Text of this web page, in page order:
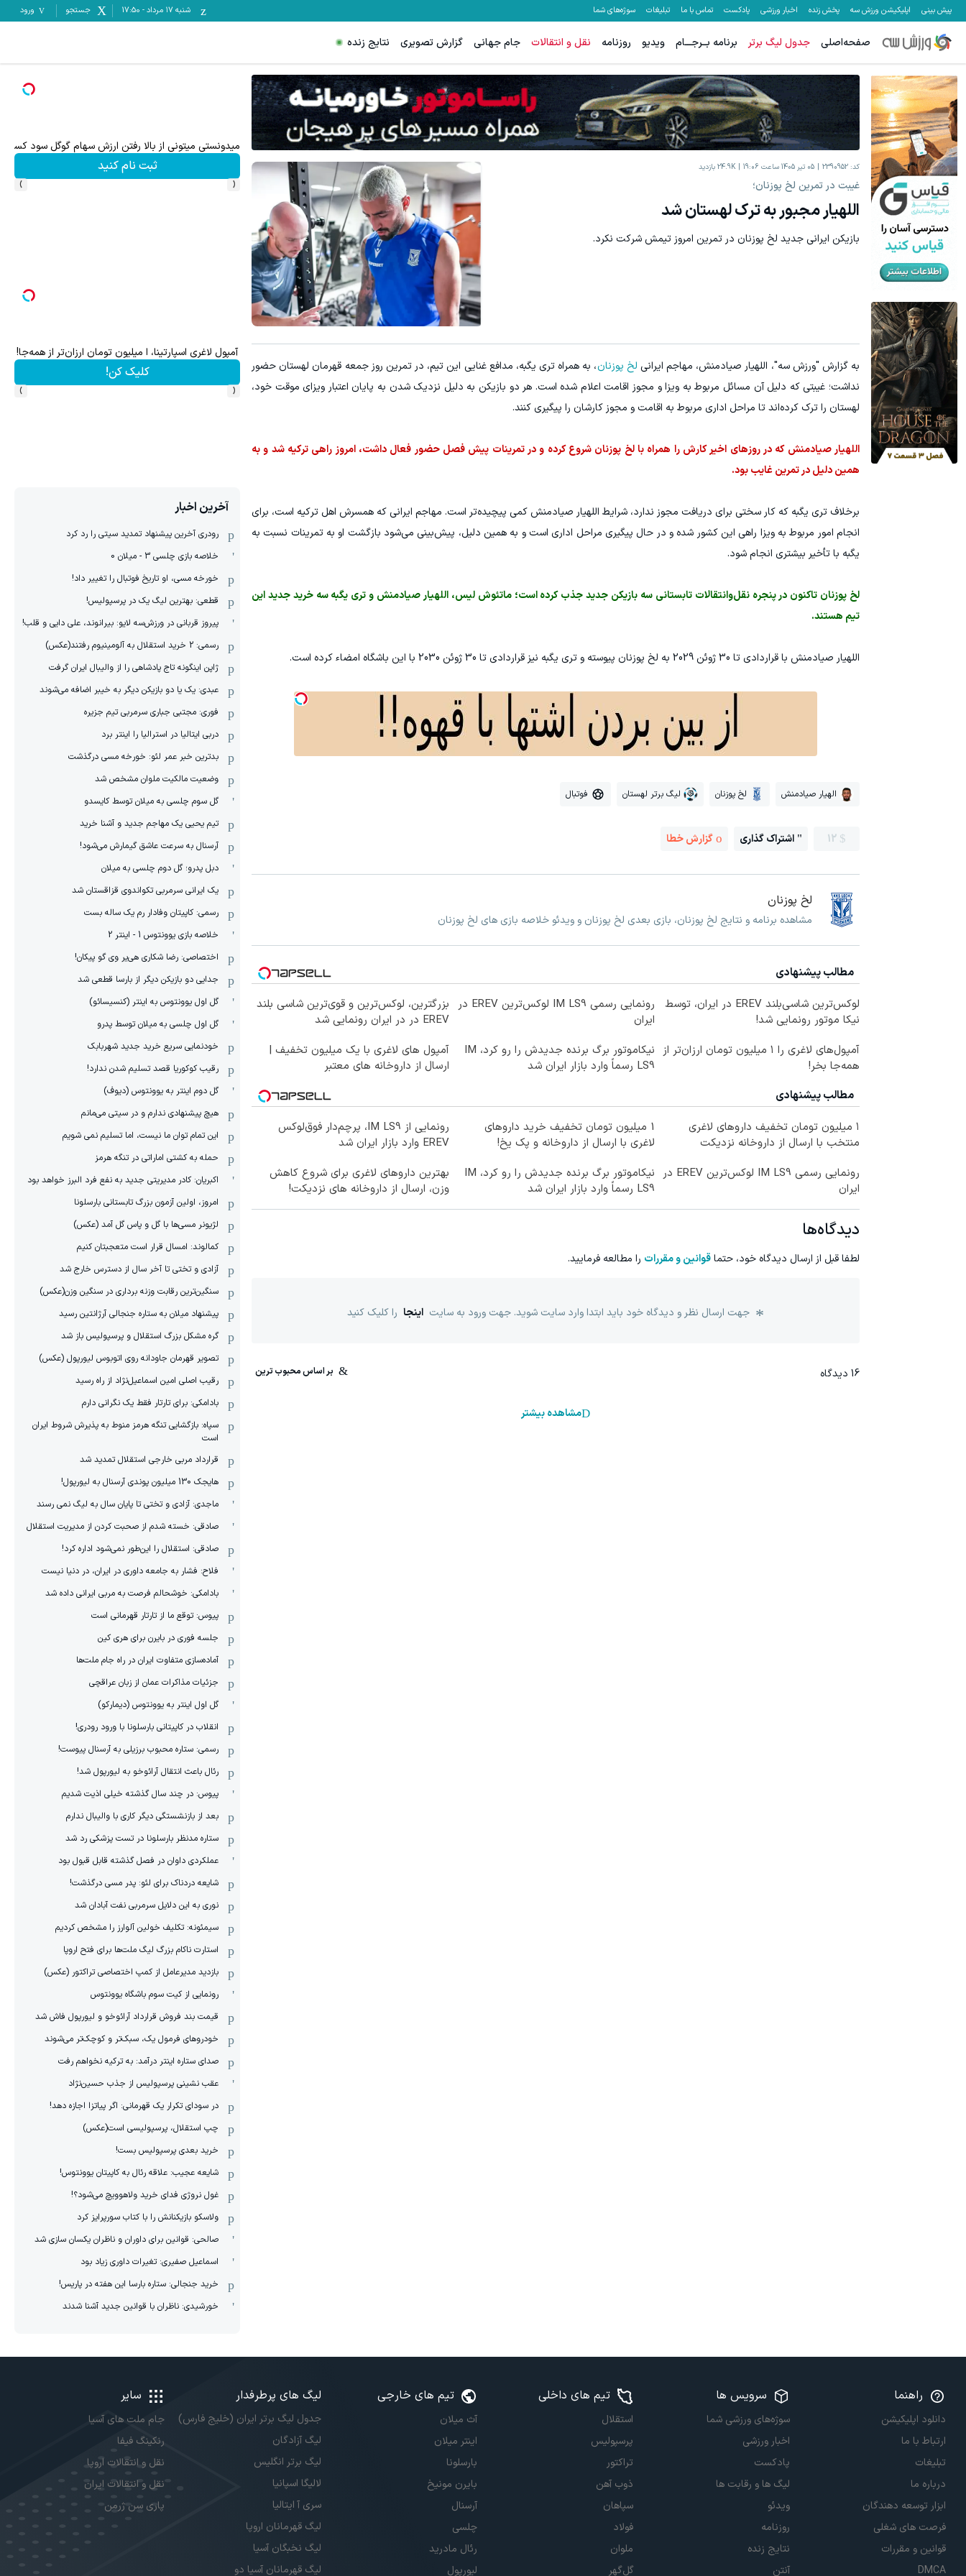
پیش بینی اپلیکیشن ورزش سه پخش زنده اخبار ورزشی پادکست تماس با ما تبلیغات سوژه‌های شما شنبه ۱۷ مرداد -
17:50 جستجو ورود
صفحه‌اصلی جدول لیگ برتر برنامه بــرجـــام ویدیو روزنامه نقل و انتقالات جام جهانی گزارش تصویری نتایج زنده
کد: 2390952 05 تیر 1405 ساعت 19:06 24.9K بازدید
غیبت در تمرین لخ پوزنان؛
اللهیار مجبور به ترک لهستان شد
بازیکن ایرانی جدید لخ پوزنان در تمرین امروز تیمش شرکت نکرد.
به گزارش "ورزش سه"، اللهیار صیادمنش، مهاجم ایرانی لخ پوزنان، به همراه تری یگبه، مدافع غنایی این تیم، در تمرین روز جمعه قهرمان لهستان حضور
نداشت؛ غیبتی که دلیل آن مسائل مربوط به ویزا و مجوز اقامت اعلام شده است. هر دو بازیکن به دلیل نزدیک شدن به پایان اعتبار ویزای موقت خود،
لهستان را ترک کرده‌اند تا مراحل اداری مربوط به اقامت و مجوز کارشان را پیگیری کنند.
اللهیار صیادمنش که در روزهای اخیر کارش را همراه با لخ پوزنان شروع کرده و در تمرینات پیش فصل حضور فعال داشت، امروز راهی ترکیه شد و به
همین دلیل در تمرین غایب بود.
برخلاف تری یگبه که کار سختی برای دریافت مجوز ندارد، شرایط اللهیار صیادمنش کمی پیچیده‌تر است. مهاجم ایرانی که همسرش اهل ترکیه است، برای
انجام امور مربوط به ویزا راهی این کشور شده و در حال پیگیری مراحل اداری است و به همین دلیل، پیش‌بینی می‌شود بازگشت او به تمرینات نسبت به
یگبه با تأخیر بیشتری انجام شود.
لخ پوزنان تاکنون در پنجره نقل‌وانتقالات تابستانی سه بازیکن جدید جذب کرده است؛ ماتئوش لیس، اللهیار صیادمنش و تری یگبه سه خرید جدید این
تیم هستند.
اللهیار صیادمنش با قراردادی تا 30 ژوئن 2029 به لخ پوزنان پیوسته و تری یگبه نیز قراردادی تا 30 ژوئن 2030 با این باشگاه امضاء کرده است.
الهیار صیادمنش لخ پوزنان لیگ برتر لهستان فوتبال
12 اشتراک گذاری گزارش خطا
لخ پوزنان
مشاهده برنامه و نتایج لخ پوزنان، بازی بعدی لخ پوزنان و ویدئو خلاصه بازی های لخ پوزنان
مطالب پیشنهادی
لوکس‌ترین شاسی‌بلند EREV در ایران، توسط
نیکا موتور رونمایی شد!
رونمایی رسمی IM LS9 لوکس‌ترین EREV در
ایران
بزرگترین، لوکس‌ترین و قوی‌ترین شاسی بلند
EREV در در ایران رونمایی شد
آمپول‌های لاغری را ۱ میلیون تومان ارزان‌تر از
همه‌جا بخر!
نیکاموتور برگ برنده جدیدش را رو کرد، IM
LS9 رسماً وارد بازار ایران شد
آمپول های لاغری با یک میلیون تخفیف |
ارسال از داروخانه های معتبر
مطالب پیشنهادی
۱ میلیون تومان تخفیف داروهای لاغری
منتخب با ارسال از داروخانه نزدیکت
1 میلیون تومان تخفیف خرید داروهای
لاغری با ارسال از داروخانه و پک یخ!
رونمایی از IM LS9، پرچم‌دار فوق‌لوکس
EREV وارد بازار ایران شد
رونمایی رسمی IM LS9 لوکس‌ترین EREV در
ایران
نیکاموتور برگ برنده جدیدش را رو کرد، IM
LS9 رسماً وارد بازار ایران شد
بهترین داروهای لاغری برای شروع کاهش
وزن، ارسال از داروخانه های نزدیکت!
دیدگاه‌ها
لطفا قبل از ارسال دیدگاه خود، حتماقوانین و مقررات را مطالعه فرمایید.
جهت ارسال نظر و دیدگاه خود باید ابتدا وارد سایت شوید. جهت ورود به سایت اینجا را کلیک کنید
16 دیدگاه
مشاهده بیشتر
میدونستی میتونی از بالا رفتن ارزش سهام گوگل سود کسب کنی؟
ثبت نام کنید
۵۰ درصد کش بک در حساب معاملاتی ecn بروکر اینوسلو ترید EURUSD با اسپرد از صفر پیپ
ثبت نام کنید
تا ۳۰۰ دلار پاداش برای ثبت نام جدید در بروکر اینوسلو
ثبت نام کنید
‹
›
آمپول لاغری اسپارتینا، ا میلیون تومان ارزان‌تر از همه‌جا!
کلیک کن! ثبت نام کنید ثبت نام کنید
۱ میلیارد اعتبار خرید طلا | بدون ضامن و چک
کلیک کن!
‹
›
آخرین اخبار
رودری آخرین پیشنهاد تمدید سیتی را رد کرد
خلاصه بازی چلسی 3 - میلان 0
خورخه مسی، او تاریخ فوتبال را تغییر داد!
قطعی: بهترین لیگ یک در پرسپولیس!
پیروز قربانی در ورزش‌سه لایو: بیرانوند، علی دایی و قلب!
رسمی: 2 خرید استقلال به آلومینیوم رفتند(عکس)
ژاپن اینگونه تاج پادشاهی را از والیبال ایران گرفت
عبدی: یک یا دو بازیکن دیگر به خیبر اضافه می‌شوند
فوری: مجتبی جباری سرمربی تیم جزیره
دربی ایتالیا در استرالیا را اینتر برد
بدترین خبر عمر لئو: خورخه مسی درگذشت
وضعیت مالکیت ملوان مشخص شد
گل سوم چلسی به میلان توسط کایسدو
تیم یحیی یک مهاجم جدید و آشنا خرید
آرسنال به سرعت عاشق گیمارش می‌شود!
دبل پدرو؛ گل دوم چلسی به میلان
یک ایرانی سرمربی تکواندوی قزاقستان شد
رسمی: کاپیتان وفادار رم یک ساله بست
خلاصه بازی یوونتوس 1 - اینتر 2
اختصاصی: رضا شکاری هی‌یر وی‌ گو پیکان!
جدایی دو بازیکن دیگر از بارسا قطعی شد
گل اول یوونتوس به اینتر (کنسیسائو)
گل اول چلسی به میلان توسط پدرو
خودنمایی سریع خرید جدید شهربابک
رقیب کوکوریا قصد تسلیم شدن ندارد!
گل دوم اینتر به یوونتوس (دیوف)
هیچ پیشنهادی ندارم و در سیتی می‌مانم
این تمام توان ما نیست، اما تسلیم نمی شویم
حمله به کشتی اماراتی در تنگه هرمز
اکبریان: کادر مدیریتی جدید به نفع فرد البرز خواهد بود
امروز، اولین آزمون بزرگ تابستانی بارسلونا
لژیونر مسی‌ها با گل و پاس گل آمد (عکس)
کمالوند: امسال قرار است متعجبتان کنیم
آزادی و تختی تا آخر سال از دسترس خارج شد
سنگین‌ترین رقابت وزنه برداری در سنگین وزن(عکس)
پیشنهاد میلان به ستاره جنجالی آرژانتین رسید
گره مشکل بزرگ استقلال و پرسپولیس باز شد
تصویر قهرمان جاودانه روی اتوبوس لیورپول (عکس)
رقیب اصلی امین اسماعیل‌نژاد از راه رسید
بادامکی: برای تارتار فقط یک نگرانی دارم
سپاه: بازگشایی تنگه هرمز منوط به پذیرش شروط ایران
است
قرارداد مربی خارجی استقلال تمدید شد
هایجک 130 میلیون پوندی آرسنال به لیورپول!
ماجدی: آزادی و تختی تا پایان سال به لیگ نمی رسند
صادقی: خسته شدم از صحبت کردن از مدیریت استقلال
صادقی: استقلال را این‌طور نمی‌شود اداره کرد!
فلاح: فشار به جامعه داوری در ایران، در دنیا نیست
بادامکی: خوشحالم فرصت به مربی ایرانی داده شد
پیوس: توقع ما از تارتار قهرمانی است
جلسه فوری در بایرن برای هری کین
آماده‌سازی متفاوت ایران در راه جام ملت‌ها
جزئیات مذاکرات عمان از زبان عراقچی
گل اول اینتر به یوونتوس (دیمارکو)
انقلاب در کاپیتانی بارسلونا با ورود رودری!
رسمی: ستاره محبوب برزیلی به آرسنال پیوست!
رئال باعث انتقال آرائوخو به لیورپول شد!
پیوس: در چند سال گذشته خیلی اذیت شدیم
بعد از بازنشستگی دیگر کاری با والیبال ندارم
ستاره مدنظر بارسلونا در تست پزشکی رد شد
عملکردی داوان در فصل گذشته قابل قبول بود
شایعه دردناک برای لئو: پدر مسی درگذشت!
نوری به این دلایل سرمربی نفت آبادان شد
سیمئونه: تکلیف خولین آلوارز را مشخص کردیم
استارت ناکام بزرگ لیگ ملت‌ها برای فتح اروپا
بازدید مدیرعامل از کمپ اختصاصی تراکتور (عکس)
رونمایی از کیت سوم باشگاه یوونتوس
قیمت بند فروش قرارداد آرائوخو و لیورپول فاش شد
خودروهای فرمول یک، سبک‌تر و کوچک‌تر می‌شوند
صدای ستاره اینتر درآمد: به ترکیه نخواهم رفت
عقب نشینی پرسپولیس از جذب حسین‌نژاد
در سودای تکرار یک قهرمانی: اگر پیاتزا اجازه دهد!
چپ استقلال، پرسپولیسی است(عکس)
خرید بعدی پرسپولیس بست!
شایعه عجیب: علاقه رئال به کاپیتان یوونتوس!
غول نروژی فدای خرید ولاهوویچ می‌شود؟!
ولاسکو بازیکنانش را با کتاب سورپرایز کرد
صالحی: قوانین برای داوران و ناظران یکسان سازی شد
اسماعیل صفیری: تغیرات داوری زیاد بود
خرید جنجالی: ستاره بارسا این هفته در پاریس!
خورشیدی: ناظران با قوانین جدید آشنا شدند
راهنما
دانلود اپلیکیشن
ارتباط با ما
تبلیغات
درباره ما
ابزار توسعه دهندگان
فرصت های شغلی
قوانین و مقررات
DMCA
سرویس ها
سوژه‌های ورزشی شما
اخبار ورزشی
پادکست
لیگ ها و رقابت ها
ویدئو
روزنامه
نتایج زنده
آنتن
تیم های داخلی
استقلال
پرسپولیس
تراکتور
ذوب آهن
سپاهان
فولاد
ملوان
گل‌گهر
تیم های خارجی
آث میلان
اینتر میلان
بارسلونا
بایرن مونیخ
آرسنال
چلسی
رئال مادرید
لیورپول
لیگ های پرطرفدار
جدول لیگ برتر ایران (خلیج فارس)
لیگ آزادگان
لیگ برتر انگلیس
لالیگا اسپانیا
سری آ ایتالیا
لیگ قهرمانان اروپا
لیگ نخبگان آسیا
لیگ قهرمانان آسیا دو
سایر
جام ملت های آسیا
رنکینگ فیفا
نقل و انتقالات اروپا
نقل و انتقالات ایران
پاری سن ژرمن